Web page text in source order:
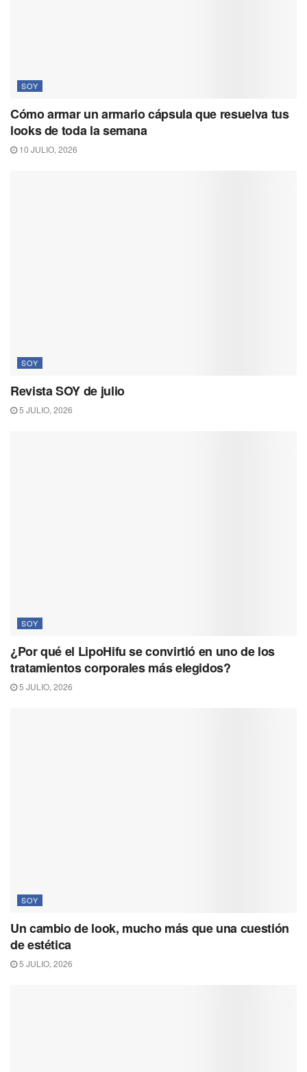
SOY
Cómo armar un armario cápsula que resuelva tus
looks de toda la semana
10 JULIO, 2026
SOY
Revista SOY de julio
5 JULIO, 2026
SOY
¿Por qué el LipoHifu se convirtió en uno de los
tratamientos corporales más elegidos?
5 JULIO, 2026
SOY
Un cambio de look, mucho más que una cuestión
de estética
5 JULIO, 2026